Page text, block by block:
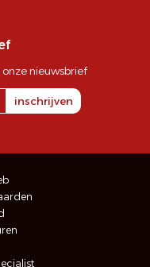
nieuwsbrief
inschrijven